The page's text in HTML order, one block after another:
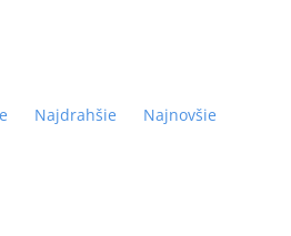
Najdrahšie Najnovšie